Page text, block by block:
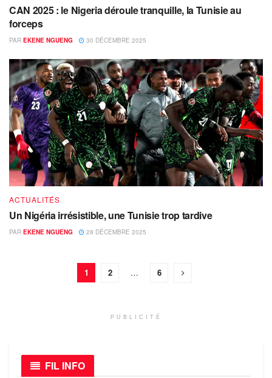
CAN 2025 : le Nigeria déroule tranquille, la Tunisie au
forceps
PAR EKENE NGUENG 30 DÉCEMBRE 2025
ACTUALITÉS
Un Nigéria irrésistible, une Tunisie trop tardive
PAR EKENE NGUENG 28 DÉCEMBRE 2025
1 2 … 6
PUBLICITÉ
FIL INFO